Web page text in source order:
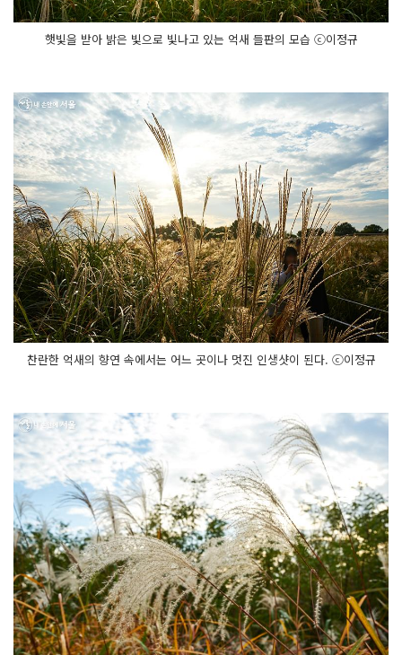
햇빛을 받아 밝은 빛으로 빛나고 있는 억새 들판의 모습 ⓒ이정규
찬란한 억새의 향연 속에서는 어느 곳이나 멋진 인생샷이 된다. ⓒ이정규